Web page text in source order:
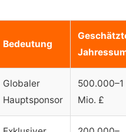
Bedeutung
Globaler
Hauptsponsor
500.000–1
Mio. £